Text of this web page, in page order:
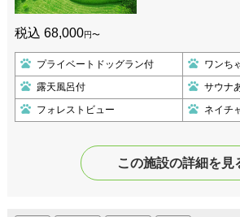
税込 68,000円〜
プライベートドッグラン付 ワンち
露天風呂付 サウナ
フォレストビュー ネイチ
この施設の詳細を見